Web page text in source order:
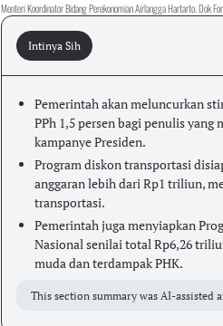
Menteri Koordinator Bidang Perekonomian Airlangga Hartarto. Dok
Intinya Sih
Pemerintah akan meluncurkan
PPh 1,5 persen bagi penulis
kampanye Presiden.
Program diskon transportasi
anggaran lebih dari Rp1 triliun,
transportasi.
Pemerintah juga menyiapkan
Nasional senilai total Rp6,26
muda dan terdampak PHK.
This section summary was AI-